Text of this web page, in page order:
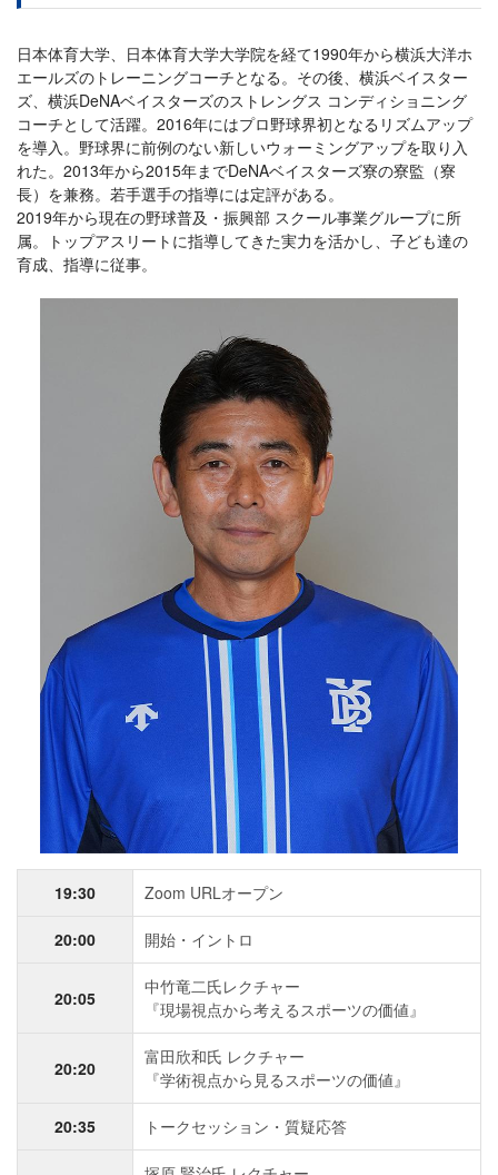
日本体育大学、日本体育大学大学院を経て1990年から横浜大洋ホ
エールズのトレーニングコーチとなる。その後、横浜ベイスター
ズ、横浜DeNAベイスターズのストレングス コンディショニング
コーチとして活躍。2016年にはプロ野球界初となるリズムアップ
を導入。野球界に前例のない新しいウォーミングアップを取り入
れた。2013年から2015年までDeNAベイスターズ寮の寮監（寮
長）を兼務。若手選手の指導には定評がある。
2019年から現在の野球普及・振興部 スクール事業グループに所
属。トップアスリートに指導してきた実力を活かし、子ども達の
育成、指導に従事。
19:30 Zoom URLオープン
20:00 開始・イントロ
20:05
中竹竜二氏レクチャー
『現場視点から考えるスポーツの価値』
20:20
富田欣和氏 レクチャー
『学術視点から見るスポーツの価値』
20:35 トークセッション・質疑応答